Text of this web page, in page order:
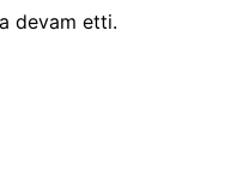
devam etti.